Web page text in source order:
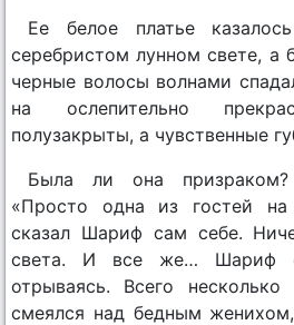
Ее белое платье
серебристом лунном свете, а
черные волосы волнами
на ослепительно
полузакрыты, а чувственные
Была ли она
«Просто одна из гостей на
сказал Шариф сам себе.
света. И все же… Шариф
отрываясь. Всего
смеялся над бедным